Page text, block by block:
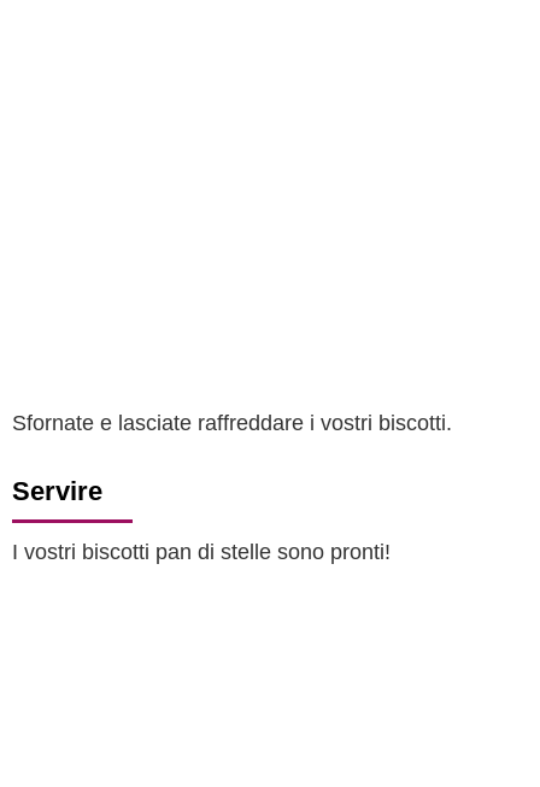
Sfornate e lasciate raffreddare i vostri biscotti.
Servire
I vostri biscotti pan di stelle sono pronti!